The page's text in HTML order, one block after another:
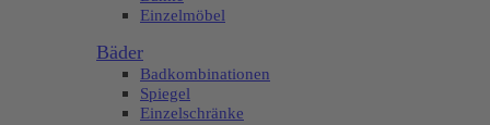
Einzelmöbel
Bäder
Badkombinationen
Spiegel
Einzelschränke